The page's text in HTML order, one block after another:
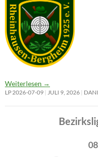
Weiterlesen →
LP 2026-07-09 JULI 9, 2026